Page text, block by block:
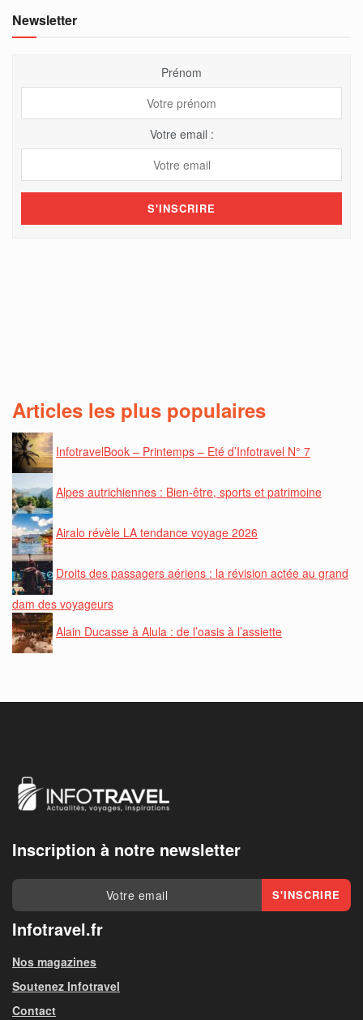
Newsletter
Prénom
Votre email :
Articles les plus populaires
InfotravelBook – Printemps – Eté d’Infotravel N° 7
Alpes autrichiennes : Bien-être, sports et patrimoine
Airalo révèle LA tendance voyage 2026
Droits des passagers aériens : la révision actée au grand
dam des voyageurs
Alain Ducasse à Alula : de l’oasis à l’assiette
Inscription à notre newsletter
Infotravel.fr
Nos magazines
Soutenez Infotravel
Contact